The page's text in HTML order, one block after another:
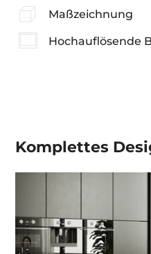
Maßzeichnung
Hochauflösende
Komplettes